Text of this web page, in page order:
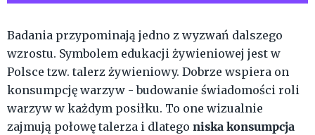
Badania przypominają jedno z wyzwań dalszego
wzrostu. Symbolem edukacji żywieniowej jest w
Polsce tzw. talerz żywieniowy. Dobrze wspiera on
konsumpcję warzyw - budowanie świadomości roli
warzyw w każdym posiłku. To one wizualnie
zajmują połowę talerza i dlatego niska konsumpcja